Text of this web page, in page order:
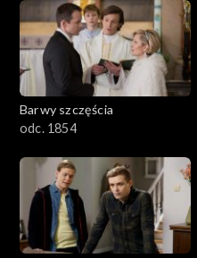
Barwy szczęścia
odc. 1854